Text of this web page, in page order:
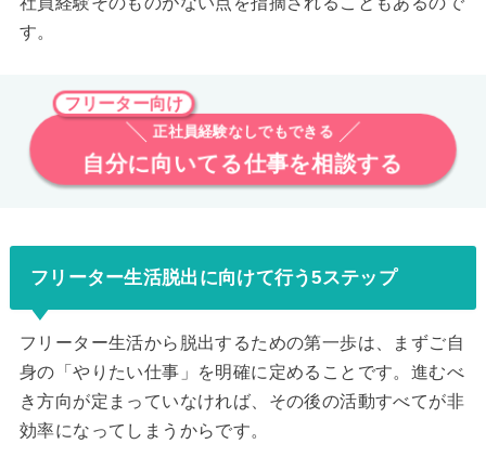
す。
フリーター向け
正社員経験なしでもできる
自分に向いてる仕事を相談する
フリーター生活脱出に向けて行う5ステップ
フリーター生活から脱出するための第一歩は、まずご自
身の「やりたい仕事」を明確に定めることです。進むべ
き方向が定まっていなければ、その後の活動すべてが非
効率になってしまうからです。